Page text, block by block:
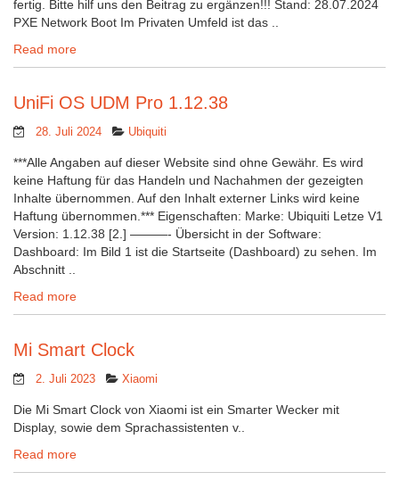
fertig. Bitte hilf uns den Beitrag zu ergänzen!!! Stand: 28.07.2024
PXE Network Boot Im Privaten Umfeld ist das ..
Read more
UniFi OS UDM Pro 1.12.38
28. Juli 2024 Ubiquiti
***Alle Angaben auf dieser Website sind ohne Gewähr. Es wird
keine Haftung für das Handeln und Nachahmen der gezeigten
Inhalte übernommen. Auf den Inhalt externer Links wird keine
Haftung übernommen.*** Eigenschaften: Marke: Ubiquiti Letze V1
Version: 1.12.38 [2.] ———- Übersicht in der Software:
Dashboard: Im Bild 1 ist die Startseite (Dashboard) zu sehen. Im
Abschnitt ..
Read more
Mi Smart Clock
2. Juli 2023 Xiaomi
Die Mi Smart Clock von Xiaomi ist ein Smarter Wecker mit
Display, sowie dem Sprachassistenten v..
Read more